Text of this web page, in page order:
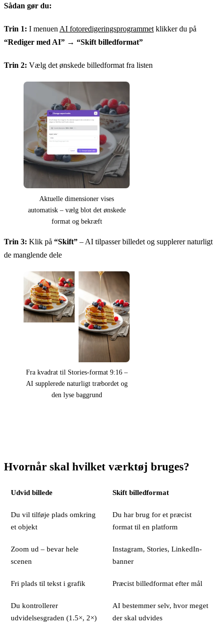
Sådan gør du:
Trin 1: I menuen AI fotoredigeringsprogrammet klikker du på
“Rediger med AI” → “Skift billedformat”
Trin 2: Vælg det ønskede billedformat fra listen
Aktuelle dimensioner vises
automatisk – vælg blot det ønskede
format og bekræft
Trin 3: Klik på “Skift” – AI tilpasser billedet og supplerer naturligt
de manglende dele
Fra kvadrat til Stories-format 9:16 –
AI supplerede naturligt træbordet og
den lyse baggrund
Hvornår skal hvilket værktøj bruges?
Udvid billede Skift billedformat
Du vil tilføje plads omkring
et objekt
Du har brug for et præcist
format til en platform
Zoom ud – bevar hele
scenen
Instagram, Stories, LinkedIn-
banner
Fri plads til tekst i grafik Præcist billedformat efter mål
Du kontrollerer
udvidelsesgraden (1.5×, 2×)
AI bestemmer selv, hvor meget
der skal udvides